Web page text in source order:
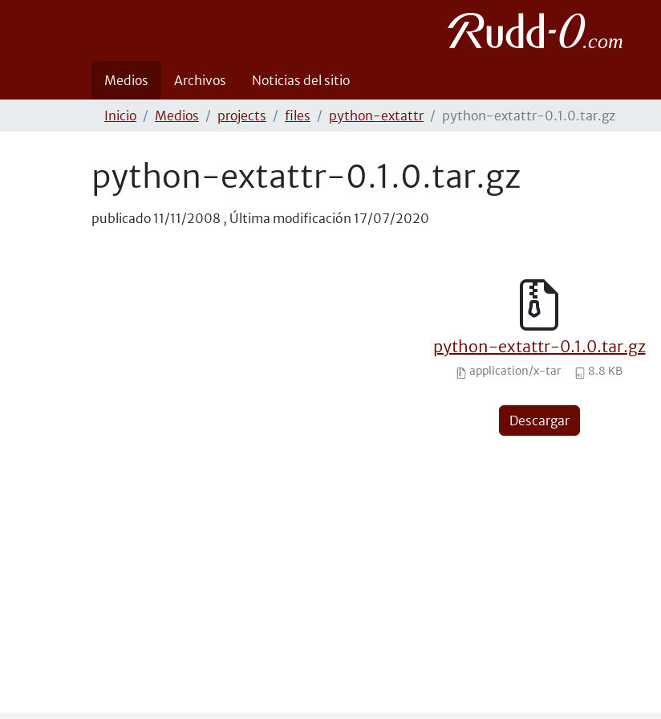
Medios Archivos Noticias del sitio
Inicio
Medios projects files python-extattr python-extattr-0.1.0.tar.gz
python-extattr-0.1.0.tar.gz
publicado 11/11/2008 , Última modificación 17/07/2020
python-extattr-0.1.0.tar.gz
application/x-tar 8.8 KB
Descargar